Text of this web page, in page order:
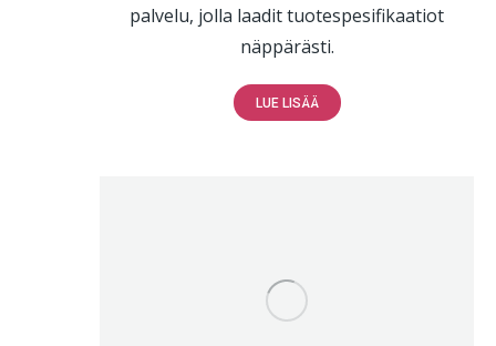
palvelu, jolla laadit tuotespesifikaatiot
näppärästi.
LUE LISÄÄ